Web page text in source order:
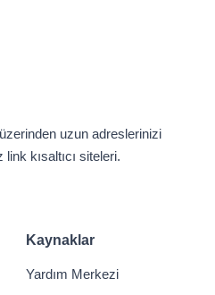
uzun adreslerinizi
kısaltıcı siteleri.
Kaynaklar
Yardım Merkezi